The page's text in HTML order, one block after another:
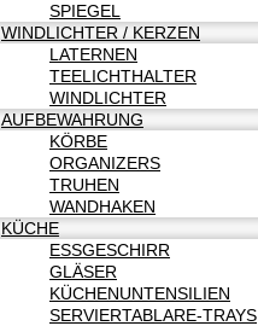
SPIEGEL
WINDLICHTER / KERZEN
LATERNEN
TEELICHTHALTER
WINDLICHTER
AUFBEWAHRUNG
KÖRBE
ORGANIZERS
TRUHEN
WANDHAKEN
KÜCHE
ESSGESCHIRR
GLÄSER
KÜCHENUNTENSILIEN
SERVIERTABLARE-TRAYS